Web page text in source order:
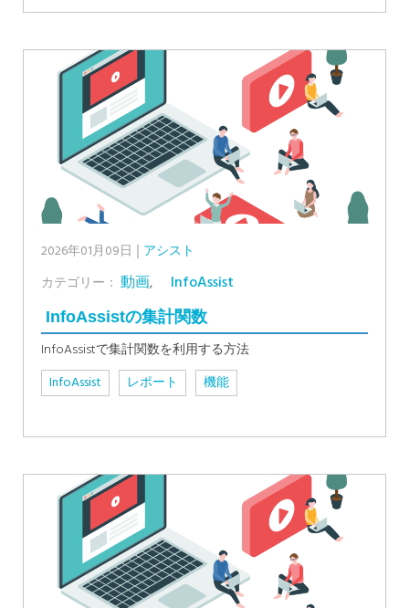
2026年01月09日
アシスト
カテゴリー： 動画, InfoAssist
InfoAssistの集計関数
InfoAssistで集計関数を利用する方法
InfoAssist
レポート 機能